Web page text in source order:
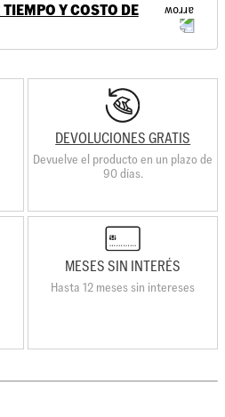
Y COSTO DE
DEVOLUCIONES GRATIS
Devuelve el producto en un plazo de
90 días.
MESES SIN INTERÉS
Hasta 12 meses sin intereses